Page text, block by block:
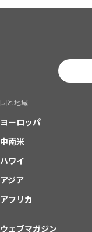
国と地域
ヨーロッパ
中南米
ハワイ
アジア
アフリカ
ウェブマガジン